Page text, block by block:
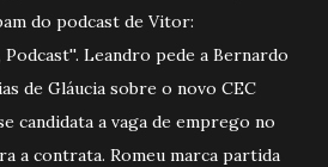
do podcast de Vitor:
Leandro pede a Bernardo
de Gláucia sobre o novo CEC
candidata a vaga de emprego no
a contrata. Romeu marca partida